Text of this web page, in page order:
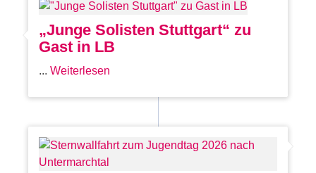
„Junge Solisten Stuttgart“ zu
Gast in LB
...Weiterlesen